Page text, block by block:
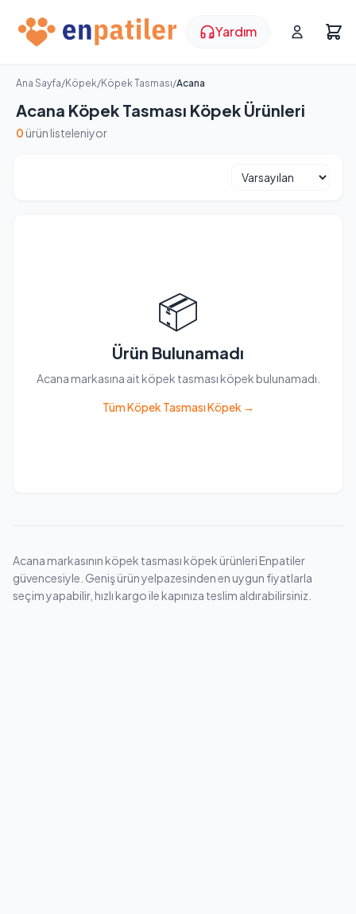
Yardım
Ana Sayfa/Köpek/Köpek Tasması/Acana
Acana Köpek Tasması Köpek Ürünleri
0 ürün listeleniyor
📦
Ürün Bulunamadı
Acana markasına ait köpek tasması köpek bulunamadı.
Tüm Köpek Tasması Köpek →
Acana markasının köpek tasması köpek ürünleri Enpatiler
güvencesiyle. Geniş ürün yelpazesinden en uygun fiyatlarla
seçim yapabilir, hızlı kargo ile kapınıza teslim aldırabilirsiniz.